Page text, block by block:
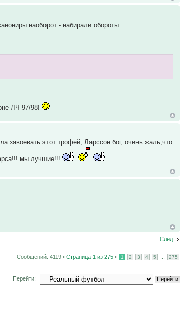
наоборот - набирали обороты...
ЛЧ 97/98!
завоевать этот трофей, Ларссон бог, очень жаль,что
мы лучшие!!!
След.
Сообщений: 4119 • Страница 1 из 275 • 1 2 3 4 5 275
Перейти: